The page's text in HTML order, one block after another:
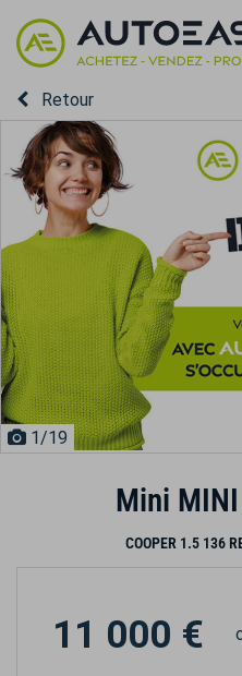
Retour
1/19
Mini MINI
COOPER 1.5 136
11 000 €